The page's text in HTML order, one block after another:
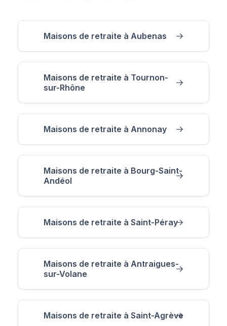
Maisons de retraite à Aubenas
Maisons de retraite à Tournon-
sur-Rhône
Maisons de retraite à Annonay
Maisons de retraite à Bourg-Saint-
Andéol
Maisons de retraite à Saint-Péray
Maisons de retraite à Antraigues-
sur-Volane
Maisons de retraite à Saint-Agrève